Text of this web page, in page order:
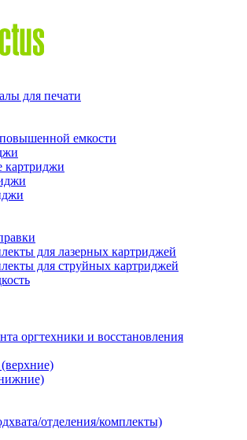
для печати
емкости
картриджи
для лазерных картриджей
для струйных картриджей
оргтехники и восстановления
отделения/комплекты)